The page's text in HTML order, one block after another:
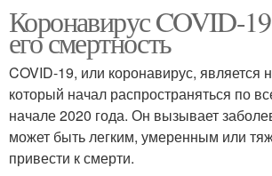
Коронавирус COVID-
его смертность
COVID-19, или коронавирус, является
который начал распространяться по
начале 2020 года. Он вызывает
может быть легким, умеренным или
привести к смерти.